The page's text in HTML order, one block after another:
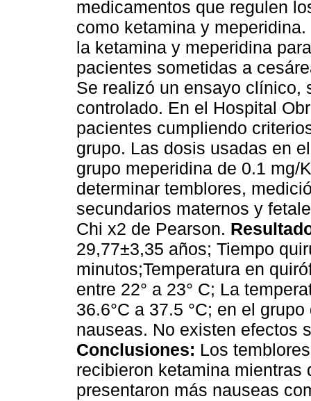
medicamentos que regulen
como ketamina y meperidina.
la ketamina y meperidina
pacientes sometidas a
Se realizó un ensayo clínico,
controlado. En el Hospital
pacientes cumpliendo
grupo. Las dosis usadas en
grupo meperidina de 0.1 mg/
determinar temblores,
secundarios maternos y
Chi x2 de Pearson.
29,77±3,35 años; Tiempo
minutos;Temperatura en
entre 22° a 23° C; La
36.6°C a 37.5 °C; en el
nauseas. No existen efectos
Conclusiones: Los
recibieron ketamina
presentaron más nauseas